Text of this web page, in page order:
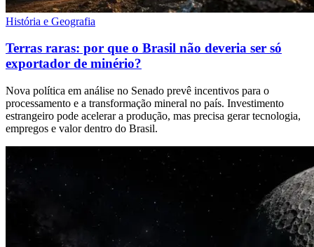
História e Geografia
Terras raras: por que o Brasil não deveria ser só
exportador de minério?
Nova política em análise no Senado prevê incentivos para o
processamento e a transformação mineral no país. Investimento
estrangeiro pode acelerar a produção, mas precisa gerar tecnologia,
empregos e valor dentro do Brasil.